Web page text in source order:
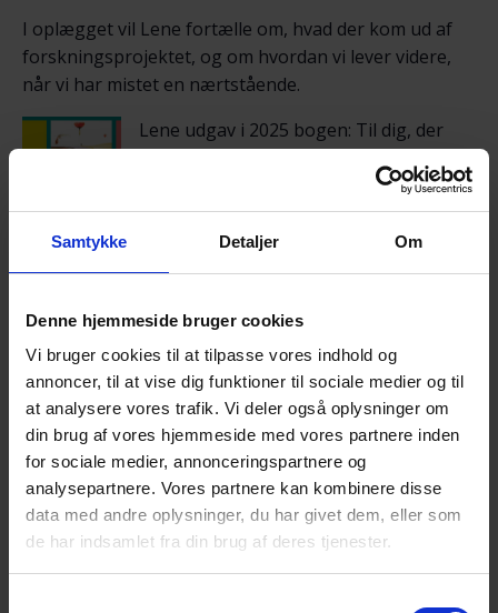
Samtykke Detaljer Om
Denne hjemmeside bruger cookies
Vi bruger cookies til at tilpasse vores indhold og
annoncer, til at vise dig funktioner til sociale medier og til
at analysere vores trafik. Vi deler også oplysninger om
din brug af vores hjemmeside med vores partnere inden
for sociale medier, annonceringspartnere og
analysepartnere. Vores partnere kan kombinere disse
data med andre oplysninger, du har givet dem, eller som
de har indsamlet fra din brug af deres tjenester.
I oplægget vil Lene fortælle om, hvad der kom ud af
forskningsprojektet, og om hvordan vi lever videre,
når vi har mistet en nærtstående.
Lene udgav i 2025 bogen: Til dig, der
Lene var medvirkende i TV-
udsendelserne med Anne Hjernøe og
2026.
Dialog om Lenes oplæg og dine erfaringer med
sorgen.
Vi lægger op til et par timers samvær og samtale med
andre efterladte efter selvmord.
Her er det OK at tale om sorgen, savnet og de svære
følelser.
Cafémøderne er tavshedspligtige samtalerum
faciliteret af frivillige, der medvirker til respektfuldt og